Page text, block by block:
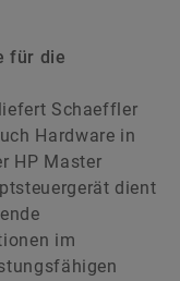
für die
Schaeffler
Hardware in
HP Master
dient
im